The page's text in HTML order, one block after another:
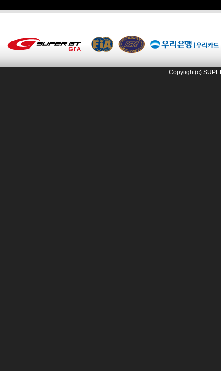
Copyright(c)